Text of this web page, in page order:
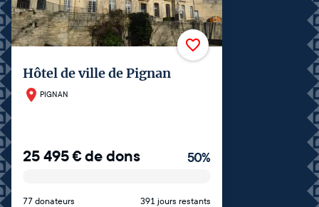
Hôtel de ville de Pignan
PIGNAN
25 495€de dons 50%
77 donateurs 391 jours restants